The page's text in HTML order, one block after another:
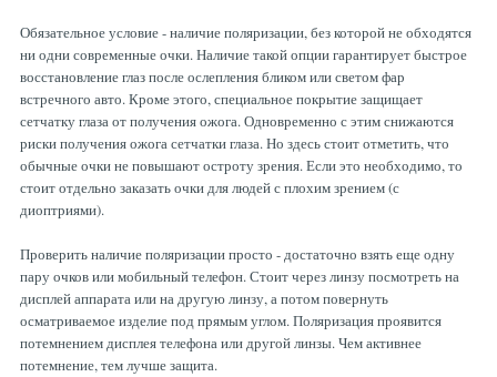
Обязательное условие - наличие поляризации, без которой не обходятся
ни одни современные очки. Наличие такой опции гарантирует быстрое
восстановление глаз после ослепления бликом или светом фар
встречного авто. Кроме этого, специальное покрытие защищает
сетчатку глаза от получения ожога. Одновременно с этим снижаются
риски получения ожога сетчатки глаза. Но здесь стоит отметить, что
обычные очки не повышают остроту зрения. Если это необходимо, то
стоит отдельно заказать очки для людей с плохим зрением (с
диоптриями).
Проверить наличие поляризации просто - достаточно взять еще одну
пару очков или мобильный телефон. Стоит через линзу посмотреть на
дисплей аппарата или на другую линзу, а потом повернуть
осматриваемое изделие под прямым углом. Поляризация проявится
потемнением дисплея телефона или другой линзы. Чем активнее
потемнение, тем лучше защита.